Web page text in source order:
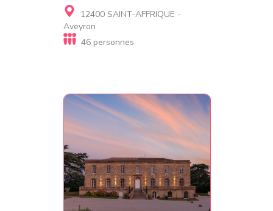
Gite, Gite d'étape, Gite
insolite
DOMAINE LE VAXERGUES
12400 SAINT-AFFRIQUE -
Aveyron
46 personnes